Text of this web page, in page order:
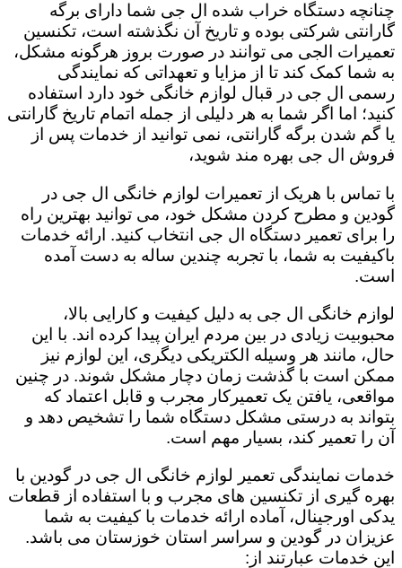
چنانچه دستگاه خراب شده ال جی شما دارای برگه
گارانتی شرکتی بوده و تاریخ آن نگذشته است، تکنسین
تعمیرات الجی می توانند در صورت بروز هرگونه مشکل،
به شما کمک کند تا از مزایا و تعهداتی که نمایندگی
رسمی ال جی در قبال لوازم خانگی خود دارد استفاده
کنید؛ اما اگر شما به هر دلیلی از جمله اتمام تاریخ گارانتی
یا گم شدن برگه گارانتی، نمی توانید از خدمات پس از
فروش ال جی بهره مند شوید،
با تماس با هریک از تعمیرات لوازم خانگی ال جی در
گودین و مطرح کردن مشکل خود، می توانید بهترین راه
را برای تعمیر دستگاه ال جی انتخاب کنید. ارائه خدمات
باکیفیت به شما، با تجربه چندین ساله به دست آمده
است.
لوازم خانگی ال جی به دلیل کیفیت و کارایی بالا،
محبوبیت زیادی در بین مردم ایران پیدا کرده اند. با این
حال، مانند هر وسیله الکتریکی دیگری، این لوازم نیز
ممکن است با گذشت زمان دچار مشکل شوند. در چنین
مواقعی، یافتن یک تعمیرکار مجرب و قابل اعتماد که
بتواند به درستی مشکل دستگاه شما را تشخیص دهد و
آن را تعمیر کند، بسیار مهم است.
خدمات نمایندگی تعمیر لوازم خانگی ال جی در گودین با
بهره گیری از تکنسین های مجرب و با استفاده از قطعات
یدکی اورجینال، آماده ارائه خدمات با کیفیت به شما
عزیزان در گودین و سراسر استان خوزستان می باشد.
این خدمات عبارتند از: